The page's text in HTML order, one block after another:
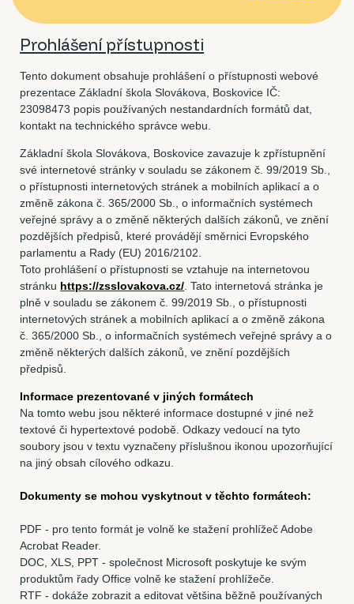
Prohlášení přístupnosti
Tento dokument obsahuje prohlášení o přístupnosti webové
prezentace Základní škola Slovákova, Boskovice IČ:
23098473 popis používaných nestandardních formátů dat,
kontakt na technického správce webu.
Základní škola Slovákova, Boskovice zavazuje k zpřístupnění
své internetové stránky v souladu se zákonem č. 99/2019 Sb.,
o přístupnosti internetových stránek a mobilních aplikací a o
změně zákona č. 365/2000 Sb., o informačních systémech
veřejné správy a o změně některých dalších zákonů, ve znění
pozdějších předpisů, které provádějí směrnici Evropského
parlamentu a Rady (EU) 2016/2102.
Toto prohlášení o přístupnosti se vztahuje na internetovou
stránku https://zsslovakova.cz/ . Tato internetová stránka je
plně v souladu se zákonem č. 99/2019 Sb., o přístupnosti
internetových stránek a mobilních aplikací a o změně zákona
č. 365/2000 Sb., o informačních systémech veřejné správy a o
změně některých dalších zákonů, ve znění pozdějších
předpisů.
Informace prezentované v jiných formátech
Na tomto webu jsou některé informace dostupné v jiné než
textové či hypertextové podobě. Odkazy vedoucí na tyto
soubory jsou v textu vyznačeny příslušnou ikonou upozorňující
na jiný obsah cílového odkazu.
Dokumenty se mohou vyskytnout v těchto formátech:
PDF - pro tento formát je volně ke stažení prohlížeč Adobe
Acrobat Reader.
DOC, XLS, PPT - společnost Microsoft poskytuje ke svým
produktům řady Office volně ke stažení prohlížeče.
RTF - dokáže zobrazit a editovat většina běžně používaných